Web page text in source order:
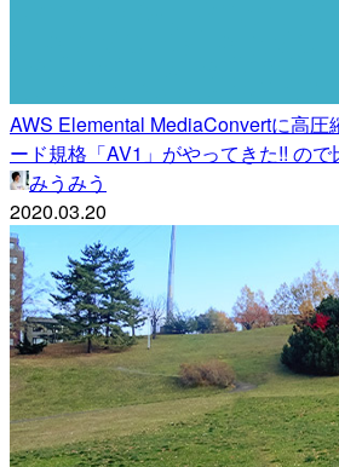
AWS Elemental MediaConvertに高圧
ード規格「AV1」がやってきた!! の
みうみう
2020.03.20